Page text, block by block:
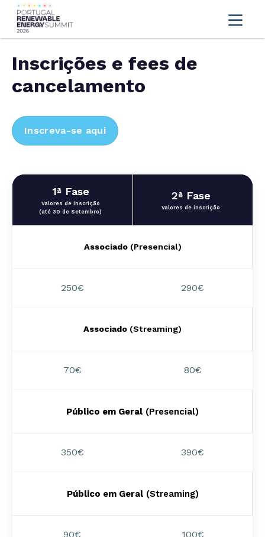
Inscrições e fees de
cancelamento
Inscreva-se aqui
1ª Fase
Valores de inscrição
(até 30 de Setembro)
2ª Fase
Valores de inscrição
Associado(Presencial)
250€ 290€
Associado (Streaming)
70€ 80€
Público em Geral (Presencial)
350€ 390€
Público em Geral(Streaming)
90€ 100€